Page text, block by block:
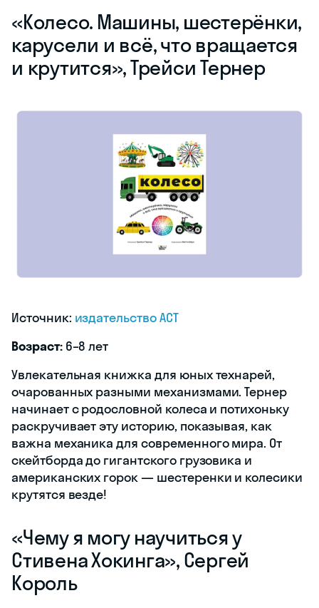
«‎Колесо. Машины, шестерёнки,
карусели и всё, что вращается
и крутится», Трейси Тернер
Источник: издательство АСТ
Возраст:6–8 лет
Увлекательная книжка для юных технарей,
очарованных разными механизмами. Тернер
начинает с родословной колеса и потихоньку
раскручивает эту историю, показывая, как
важна механика для современного мира. От
скейтборда до гигантского грузовика и
американских горок — шестеренки и колесики
крутятся везде!
«‎Чему я могу научиться у
Стивена Хокинга», Сергей
Король